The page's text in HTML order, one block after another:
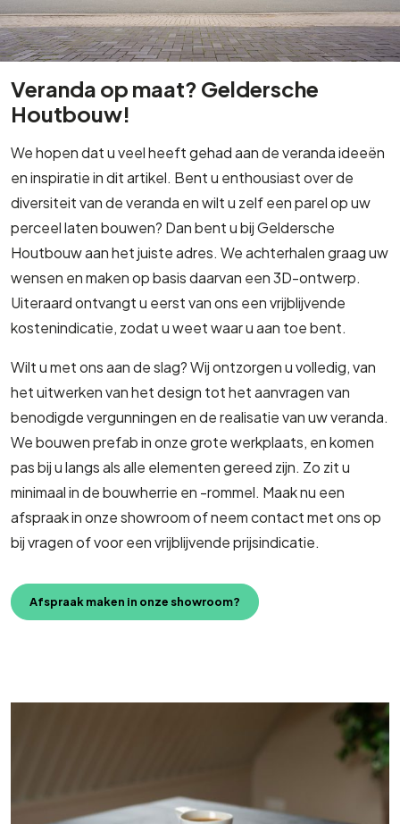
Veranda op maat? Geldersche
Houtbouw!
We hopen dat u veel heeft gehad aan de veranda ideeën
en inspiratie in dit artikel. Bent u enthousiast over de
diversiteit van de veranda en wilt u zelf een parel op uw
perceel laten bouwen? Dan bent u bij Geldersche
Houtbouw aan het juiste adres. We achterhalen graag uw
wensen en maken op basis daarvan een 3D-ontwerp.
Uiteraard ontvangt u eerst van ons een vrijblijvende
kostenindicatie, zodat u weet waar u aan toe bent.
Wilt u met ons aan de slag? Wij ontzorgen u volledig, van
het uitwerken van het design tot het aanvragen van
benodigde vergunningen en de realisatie van uw veranda.
We bouwen prefab in onze grote werkplaats, en komen
pas bij u langs als alle elementen gereed zijn. Zo zit u
minimaal in de bouwherrie en -rommel. Maak nu een
afspraak in onze showroom of neem contact met ons op
bij vragen of voor een vrijblijvende prijsindicatie.
Afspraak maken in onze showroom?